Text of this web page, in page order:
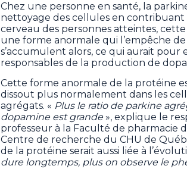
Chez une personne en santé, la
nettoyage des cellules en contribuant
cerveau des personnes atteintes,
une forme anormale qui l’empêche
s’accumulent alors, ce qui aurait
responsables de la production de
Cette forme anormale de la protéine
dissout plus normalement dans les
agrégats. « Plus le ratio de parkine
dopamine est grande», explique le
professeur à la Faculté de pharmacie
Centre de recherche du CHU de
de la protéine serait aussi liée à
dure longtemps, plus on observe le